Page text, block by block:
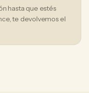
hasta que estés
te devolvemos el